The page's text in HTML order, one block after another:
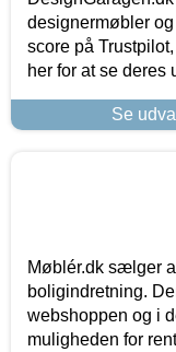
designermøbler
score på
her for at se deres
Se
Møblér.dk sælger
boligindretning.
webshoppen og i
muligheden for